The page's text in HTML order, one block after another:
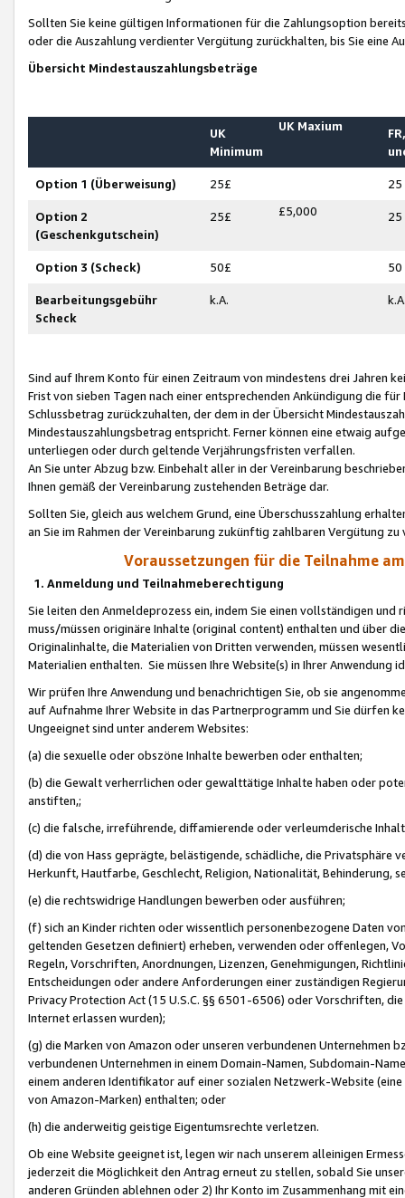
Sollten Sie keine gültigen Informationen für die Zahlungsoption
oder die Auszahlung verdienter Vergütung zurückhalten, bis Sie
Übersicht Mindestauszahlungsbeträge
UK
Minimum
UK Maxium
Option 1 (Überweisung) 25£ 25
Option 2
(Geschenkgutschein)
25£ £5,000 25
Option 3 (Scheck) 50£ 50
Bearbeitungsgebühr
Scheck
k.A.
Sind auf Ihrem Konto für einen Zeitraum von mindestens drei Jahren
Frist von sieben Tagen nach einer entsprechenden Ankündigung die
Schlussbetrag zurückzuhalten, der dem in der Übersicht
Mindestauszahlungsbetrag entspricht. Ferner können eine etwaig
unterliegen oder durch geltende Verjährungsfristen verfallen.
An Sie unter Abzug bzw. Einbehalt aller in der Vereinbarung
Ihnen gemäß der Vereinbarung zustehenden Beträge dar.
Sollten Sie, gleich aus welchem Grund, eine Überschusszahlung
an Sie im Rahmen der Vereinbarung zukünftig zahlbaren Vergütung zu
Voraussetzungen für die Teilnahme
1. Anmeldung und Teilnahmeberechtigung
Sie leiten den Anmeldeprozess ein, indem Sie einen vollständigen
muss/müssen originäre Inhalte (original content) enthalten und über
Originalinhalte, die Materialien von Dritten verwenden, müssen
Materialien enthalten. Sie müssen Ihre Website(s) in Ihrer Anwendung
Wir prüfen Ihre Anwendung und benachrichtigen Sie, ob sie
auf Aufnahme Ihrer Website in das Partnerprogramm und Sie dürfen
Ungeeignet sind unter anderem Websites:
(a) die sexuelle oder obszöne Inhalte bewerben oder enthalten;
(b) die Gewalt verherrlichen oder gewalttätige Inhalte haben oder
anstiften,;
(c) die falsche, irreführende, diffamierende oder verleumderische
(d) die von Hass geprägte, belästigende, schädliche, die Privatsphäre
Herkunft, Hautfarbe, Geschlecht, Religion, Nationalität, Behinderung,
(e) die rechtswidrige Handlungen bewerben oder ausführen;
(f) sich an Kinder richten oder wissentlich personenbezogene Daten
geltenden Gesetzen definiert) erheben, verwenden oder offenlegen,
Regeln, Vorschriften, Anordnungen, Lizenzen, Genehmigungen,
Entscheidungen oder andere Anforderungen einer zuständigen
Privacy Protection Act (15 U.S.C. §§ 6501-6506) oder Vorschriften,
Internet erlassen wurden);
(g) die Marken von Amazon oder unseren verbundenen Unternehmen
verbundenen Unternehmen in einem Domain-Namen, Subdomain-
einem anderen Identifikator auf einer sozialen Netzwerk-Website
von Amazon-Marken) enthalten; oder
(h) die anderweitig geistige Eigentumsrechte verletzen.
Ob eine Website geeignet ist, legen wir nach unserem alleinigen
jederzeit die Möglichkeit den Antrag erneut zu stellen, sobald Sie
anderen Gründen ablehnen oder 2) Ihr Konto im Zusammenhang mit